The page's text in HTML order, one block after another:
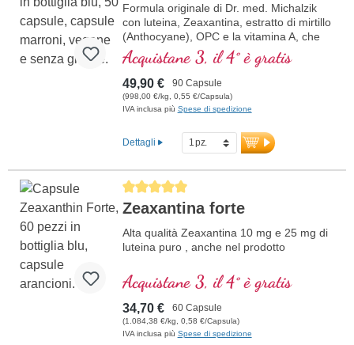
Formula originale di Dr. med. Michalzik
con luteina, Zeaxantina, estratto di mirtillo
(Anthocyane), OPC e la vitamina A, che
contribuisce al mantenimento della
capacità visiva normale.
Acquistane 3, il 4° è gratis
49,90 € 90 Capsule
(998,00 €/kg, 0,55 €/Capsula)
IVA inclusa più Spese di spedizione
Dettagli
Average rating of 5 out of 5 stars
Zeaxantina forte
Alta qualità Zeaxantina 10 mg e 25 mg di
luteina puro , anche nel prodotto
Acquistane 3, il 4° è gratis
34,70 € 60 Capsule
(1.084,38 €/kg, 0,58 €/Capsula)
IVA inclusa più Spese di spedizione